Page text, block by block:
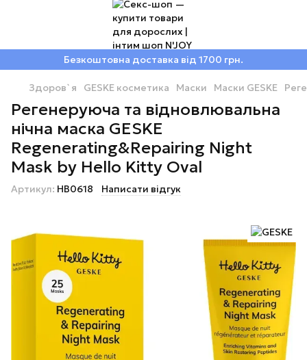
Безкоштовна доставка від 1700 грн.
Здоров`я GESKE косметика Маски Маски GESKE
Регенеруюча та відновлювальна
нічна маска GESKE
Regenerating&Repairing Night
Mask by Hello Kitty Oval
Артикул: HB0618 Написати відгук